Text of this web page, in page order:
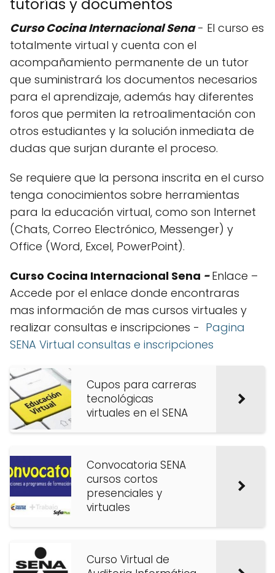
tutorías y documentos
Curso Cocina Internacional Sena- El curso es
totalmente virtual y cuenta con el
acompañamiento permanente de un tutor
que suministrará los documentos necesarios
para el aprendizaje, además hay diferentes
foros que permiten la retroalimentación con
otros estudiantes y la solución inmediata de
dudas que surjan durante el proceso.
Se requiere que la persona inscrita en el curso
tenga conocimientos sobre herramientas
para la educación virtual, como son Internet
(Chats, Correo Electrónico, Messenger) y
Office (Word, Excel, PowerPoint).
Curso Cocina Internacional Sena -Enlace –
Accede por el enlace donde encontraras
mas información de mas cursos virtuales y
realizar consultas e inscripciones - Pagina
SENA Virtual consultas e inscripciones
Cupos para carreras
tecnológicas
virtuales en el SENA
Convocatoria SENA
cursos cortos
presenciales y
virtuales
Curso Virtual de